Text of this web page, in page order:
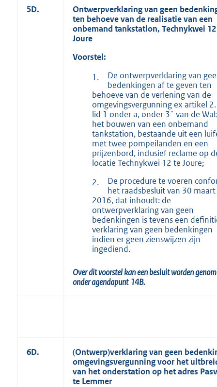
5D.
Ontwerpverklaring van geen
ten behoeve van de realisatie van een
onbemand tankstation, Technykwei
Joure
Voorstel:
1.
De ontwerpverklaring van
bedenkingen af te geven ten
behoeve van de verlening van de
omgevingsvergunning ex artikel
lid 1 onder a, onder 3˚ van de
het bouwen van een onbemand
tankstation, bestaande uit een
met twee pompeilanden en een
prijzenbord, inclusief reclame op
locatie Technykwei 12 te Joure;
2.
De procedure te voeren
het raadsbesluit van 30 maart
2016, dat inhoudt: de
ontwerpverklaring van geen
bedenkingen is tevens een
verklaring van geen bedenkingen
indien er geen zienswijzen zijn
ingediend.
Over dit voorstel kan een besluit worden
onder agendapunt 14B.
6D.
(Ontwerp)verklaring van geen
omgevingsvergunning voor het
van het onderstation op het adres
te Lemmer